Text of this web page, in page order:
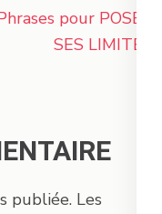
pour POSER
SES LIMITES
publiée. Les